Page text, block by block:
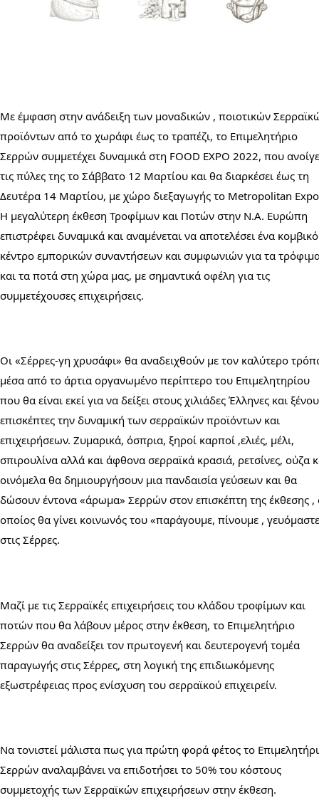
Με έμφαση στην ανάδειξη των μοναδικών , ποιοτικών
προϊόντων από το χωράφι έως το τραπέζι, το Επιμελητήριο
Σερρών συμμετέχει δυναμικά στη FOOD EXPO 2022, που
τις πύλες της το Σάββατο 12 Μαρτίου και θα διαρκέσει έως τη
Δευτέρα 14 Μαρτίου, με χώρο διεξαγωγής το Metropolitan
Η μεγαλύτερη έκθεση Τροφίμων και Ποτών στην Ν.Α. Ευρώπη
επιστρέφει δυναμικά και αναμένεται να αποτελέσει ένα κομβικό
κέντρο εμπορικών συναντήσεων και συμφωνιών για τα
και τα ποτά στη χώρα μας, με σημαντικά οφέλη για τις
συμμετέχουσες επιχειρήσεις.
Οι «Σέρρες-γη χρυσάφι» θα αναδειχθούν με τον καλύτερο
μέσα από το άρτια οργανωμένο περίπτερο του Επιμελητηρίου
που θα είναι εκεί για να δείξει στους χιλιάδες Έλληνες και
επισκέπτες την δυναμική των σερραϊκών προϊόντων και
επιχειρήσεων. Ζυμαρικά, όσπρια, ξηροί καρποί ,ελιές, μέλι,
σπιρουλίνα αλλά και άφθονα σερραϊκά κρασιά, ρετσίνες, ούζα
οινόμελα θα δημιουργήσουν μια πανδαισία γεύσεων και θα
δώσουν έντονα «άρωμα» Σερρών στον επισκέπτη της έκθεσης ,
οποίος θα γίνει κοινωνός του «παράγουμε, πίνουμε ,
στις Σέρρες.
Μαζί με τις Σερραϊκές επιχειρήσεις του κλάδου τροφίμων και
ποτών που θα λάβουν μέρος στην έκθεση, το Επιμελητήριο
Σερρών θα αναδείξει τον πρωτογενή και δευτερογενή τομέα
παραγωγής στις Σέρρες, στη λογική της επιδιωκόμενης
εξωστρέφειας προς ενίσχυση του σερραϊκού επιχειρείν.
Να τονιστεί μάλιστα πως για πρώτη φορά φέτος το
Σερρών αναλαμβάνει να επιδοτήσει το 50% του κόστους
συμμετοχής των Σερραϊκών επιχειρήσεων στην έκθεση.